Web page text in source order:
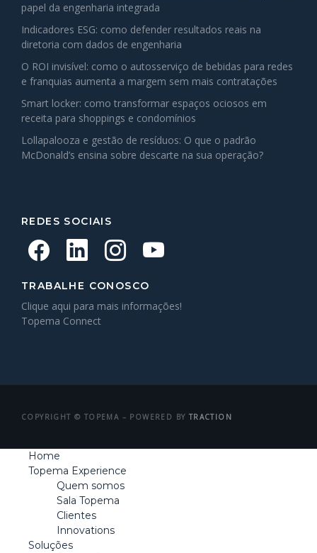
papel da engenharia integrada
Indicadores ESG: como defender resultados reais na
diretoria com dados de engenharia
O ROI invisível: como o autosserviço de bebidas para redes
e franquias aumenta a margem sem mais contratações
Smart locker: como transformar espaços ociosos em
receita para shoppings e condomínios
Lollapalooza e gestão de resíduos: O que o padrão
McDonald’s ensina sobre descarte na sua operação?
REDES SOCIAIS
TRABALHE CONOSCO
Clique aqui para mais informações!
Topema Connect
COPYRIGHT © TOPEMA – POWERED BY TRACTION
Home
Topema Experience
Quem somos
Sala Topema
Clientes
Innovations
Soluções